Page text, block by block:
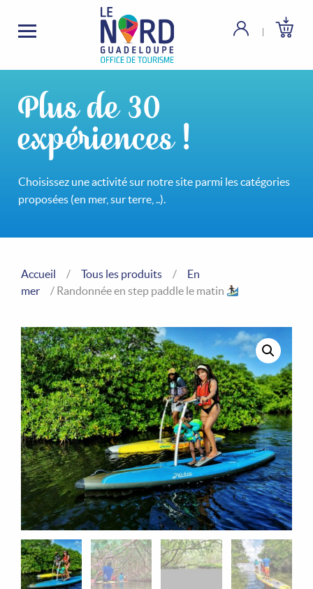
Plus de 30
expériences !
Choisissez une activité sur notre site parmi les catégories
proposées (en mer, sur terre, ..).
Accueil / Tous les produits /
En
mer
/ Randonnée en step paddle le matin